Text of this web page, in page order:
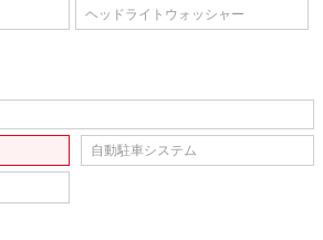
ヘッドライトウォッシャー
自動駐車システム